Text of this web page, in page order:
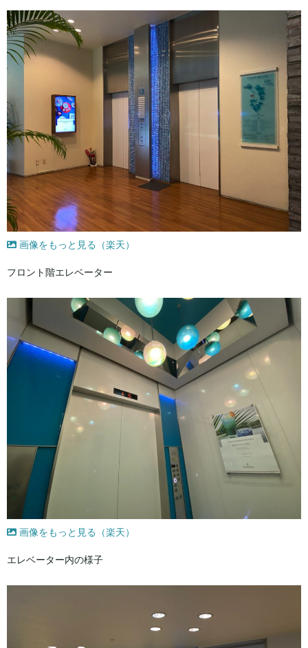
画像をもっと見る（楽天）
フロント階エレベーター
画像をもっと見る（楽天）
エレベーター内の様子